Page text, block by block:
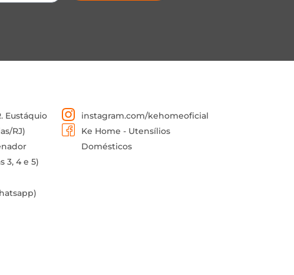
Eustáquio
RJ)
3, 4 e 5)
instagram.com/kehomeoficial
Ke Home - Utensílios
Domésticos